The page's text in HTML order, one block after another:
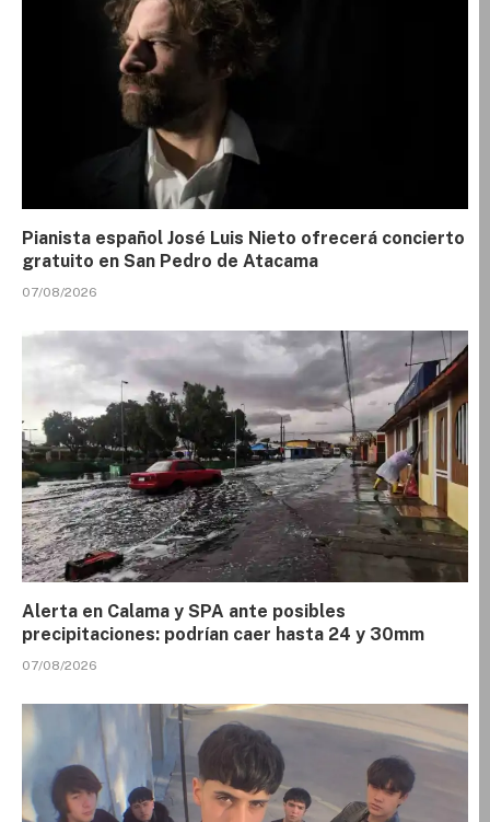
Pianista español José Luis Nieto ofrecerá concierto
gratuito en San Pedro de Atacama
07/08/2026
Alerta en Calama y SPA ante posibles
precipitaciones: podrían caer hasta 24 y 30mm
07/08/2026